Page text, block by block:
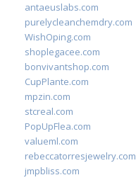
antaeuslabs.com
purelycleanchemdry.com
WishOping.com
shoplegacee.com
bonvivantshop.com
CupPlante.com
mpzin.com
stcreal.com
PopUpFlea.com
valueml.com
rebeccatorresjewelry.com
jmpbliss.com